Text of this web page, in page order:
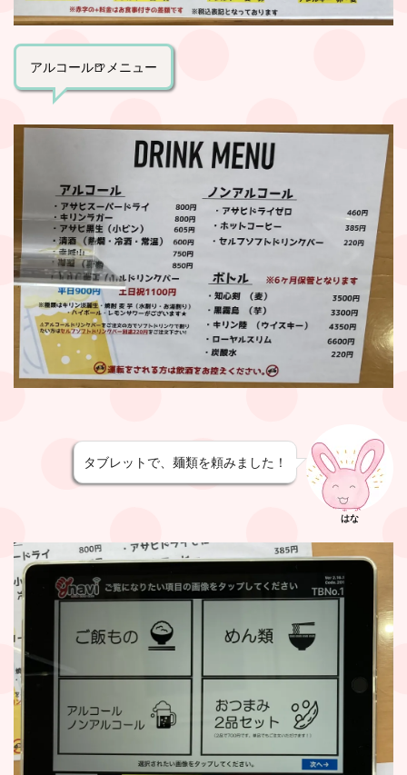
アルコール🍺メニュー
タブレットで、麺類を頼みました！
はな